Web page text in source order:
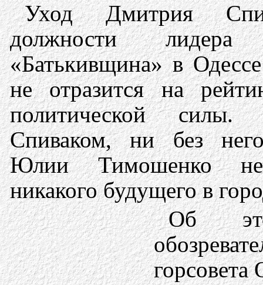
Уход Дмитрия
должности лидера
«Батькивщина» в
не отразится на
политической
Спиваком, ни без
Юлии Тимошенко
никакого будущего в
Об
горсовета